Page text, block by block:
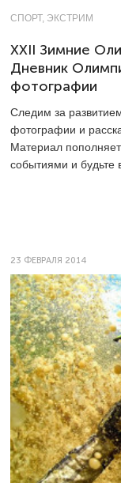
СПОРТ, ЭКСТРИМ
XXII Зимние
Дневник
фотографии
Следим за
фотографии и
Материал
событиями и будьте
23 ФЕВРАЛЯ 2014